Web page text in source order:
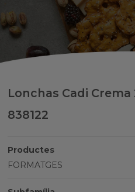
Lonchas Cadi Crema
838122
Productes
FORMATGES